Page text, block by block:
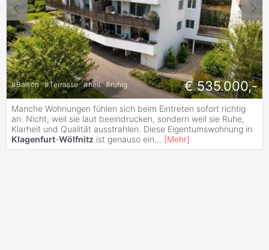
#Balkon #Terrasse #hell #ruhig € 535.000,-
Manche Wohnungen fühlen sich beim Eintreten sofort richtig
an. Nicht, weil sie laut beeindrucken, sondern weil sie Ruhe,
Klarheit und Qualität ausstrahlen. Diese Eigentumswohnung in
Klagenfurt-Wölfnitz ist genauso ein... [Mehr]